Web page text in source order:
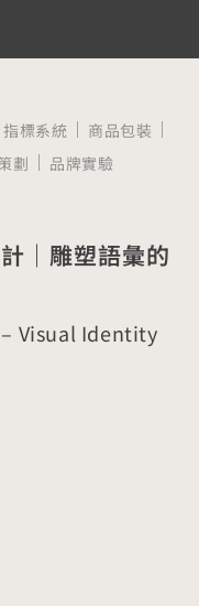
指標系統
商品包裝
劃 品牌實驗
｜雕塑語彙的
Visual Identity